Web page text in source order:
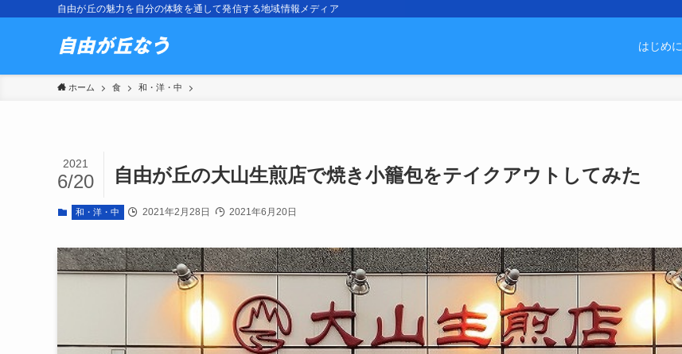
自由が丘の魅力を自分の体験を通して発信する地域情報メディア
はじめに
ホーム 食 和・洋・中
自由が丘の大山生煎店で焼き小籠包をテイクアウトしてみた
2021
6/20
和・洋・中 2021年2月28日 2021年6月20日